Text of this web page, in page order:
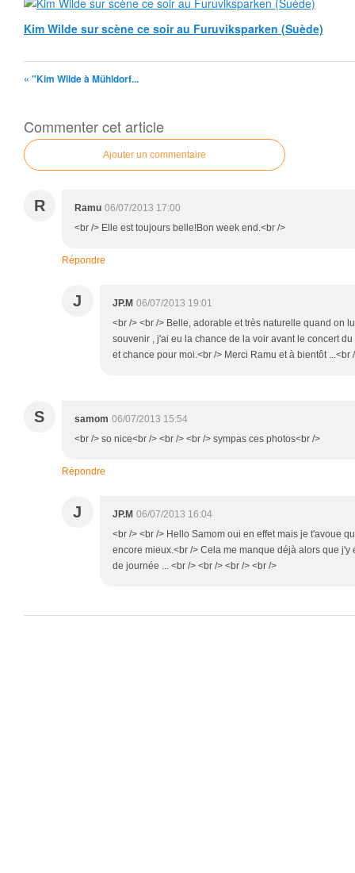
Kim Wilde sur scène ce soir au Furuviksparken (Suède)
« "Kim Wilde à Mühldorf...
Commenter cet article
Ajouter un commentaire
R Ramu 06/07/2013 17:00
<br /> Elle est toujours belle!Bon week end.<br />
Répondre
J JP.M 06/07/2013 19:01
<br /> <br /> Belle, adorable et très naturelle quand on
souvenir , j'ai eu la chance de la voir avant le concert
et chance pour moi.<br /> Merci Ramu et à bientôt ...<br
S samom 06/07/2013 15:54
<br /> so nice<br /> <br /> <br /> sympas ces photos<br />
Répondre
J JP.M 06/07/2013 16:04
<br /> <br /> Hello Samom oui en effet mais je t'avoue
encore mieux.<br /> Cela me manque déjà alors que j'y
de journée ... <br /> <br /> <br /> <br />